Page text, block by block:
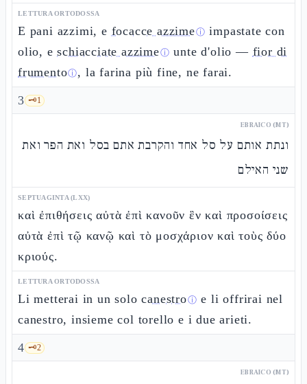
LETTURA ORTODOSSA
E pani azzimi, e focacce azzimeⓘ impastate con
olio, eschiacciate azzimeⓘ unte d'olio — fior di
frumentoⓘ, la farina più fine, ne farai.
3 🗝️1
EBRAICO (MT)
ונתת אותם על סל אחד והקרבת אתם בסל ואת הפר ואת
שני האילם
SEPTUAGINTA (LXX)
καὶ ἐπιθήσεις αὐτὰ ἐπὶ κανοῦν ἓν καὶ προσοίσεις
αὐτὰ ἐπὶ τῷ κανῷ καὶ τὸ μοσχάριον καὶ τοὺς δύο
κριούς.
LETTURA ORTODOSSA
Li metterai in un solocanestroⓘ e li offrirai nel
canestro, insieme col torello e i due arieti.
4 🗝️2
EBRAICO (MT)